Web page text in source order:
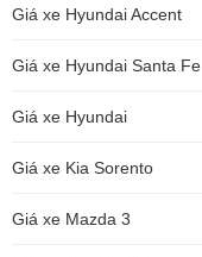
Giá xe Hyundai Accent
Giá xe Hyundai Santa Fe
Giá xe Hyundai
Giá xe Kia Sorento
Giá xe Mazda 3